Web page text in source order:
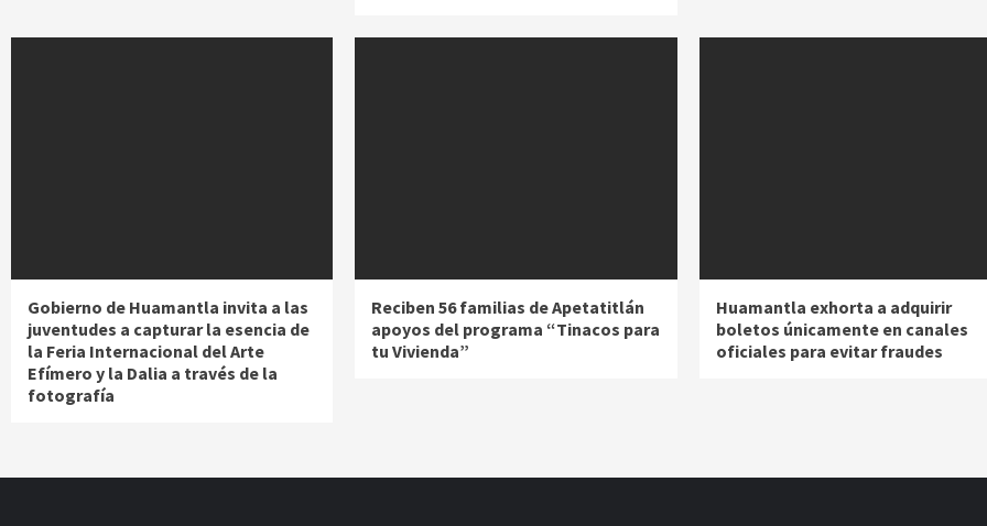
Gobierno de Huamantla invita a las
juventudes a capturar la esencia de
la Feria Internacional del Arte
Efímero y la Dalia a través de la
fotografía
Reciben 56 familias de Apetatitlán
apoyos del programa “Tinacos para
tu Vivienda”
Huamantla exhorta a adquirir
boletos únicamente en canales
oficiales para evitar fraudes